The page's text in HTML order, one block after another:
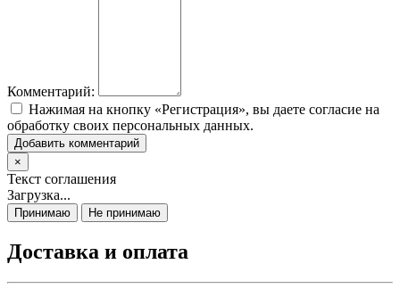
Комментарий:
Нажимая на кнопку «Регистрация», вы даете согласие на
обработку своих персональных данных.
Добавить комментарий
×
Текст соглашения
Загрузка...
Принимаю Не принимаю
Доставка и оплата